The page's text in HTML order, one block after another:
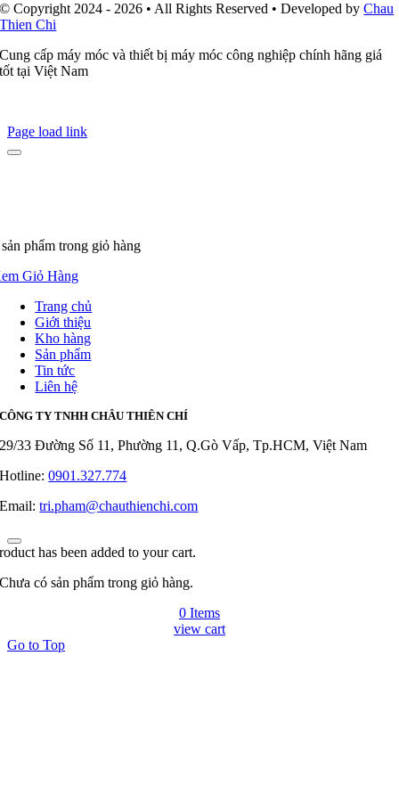
© Copyright 2024 - 2026 • All Rights Reserved • Developed byChau
Thien Chi
Cung cấp máy móc và thiết bị máy móc công nghiệp chính hãng giá
tốt tại Việt Nam
Page load link
phẩm trong giỏ hàng
Giỏ Hàng
Trang chủ
Giới thiệu
Kho hàng
Sản phẩm
Tin tức
Liên hệ
CÔNG TY TNHH CHÂU THIÊN CHÍ
29/33 Đường Số 11, Phường 11, Q.Gò Vấp, Tp.HCM, Việt Nam
Hotline:0901.327.774
Email:tri.pham@chauthienchi.com
has been added to your cart.
Chưa có sản phẩm trong giỏ hàng.
0 Items
view cart
Go to Top